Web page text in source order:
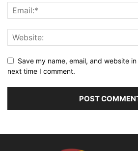
Save my name, email, and website
next time I comment.